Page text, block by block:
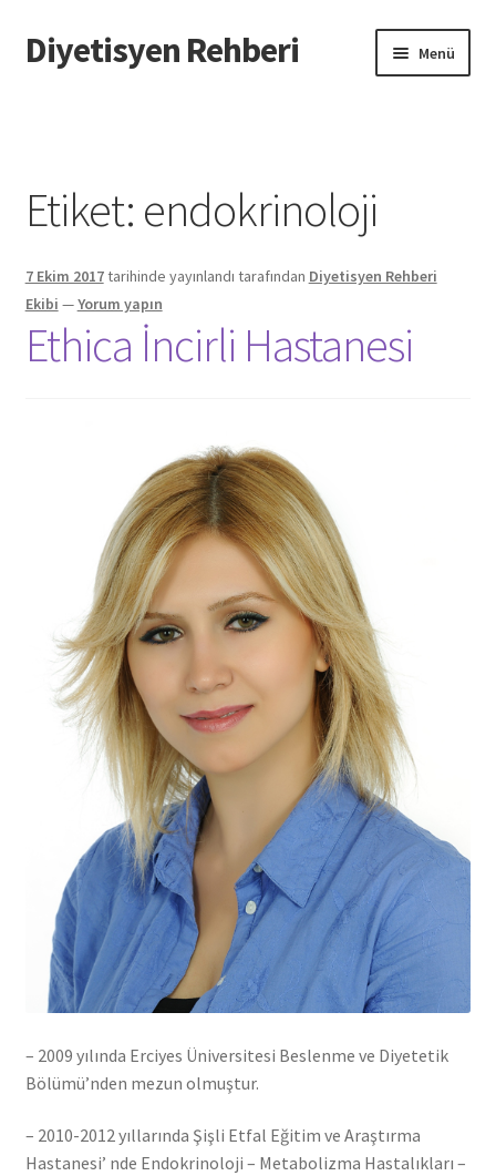
Dolaşıma
geç
İçeriğe
geç
Diyetisyen Rehberi Menü
Hata Bildir
iletişim
Sayfamı Düzenlemek İstiyorum
Formu doldurun biz sayfanızı oluşturalım
Etiket: endokrinoloji
7 Ekim 2017tarihinde yayınlandı tarafından Diyetisyen Rehberi
Ekibi —Yorum yapın
Ethica İncirli Hastanesi
– 2009 yılında Erciyes Üniversitesi Beslenme ve Diyetetik
Bölümü’nden mezun olmuştur.
– 2010-2012 yıllarında Şişli Etfal Eğitim ve Araştırma
Hastanesi’ nde Endokrinoloji – Metabolizma Hastalıkları –